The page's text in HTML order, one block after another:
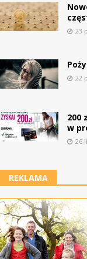
23
22
200
w
26
REKLAMA